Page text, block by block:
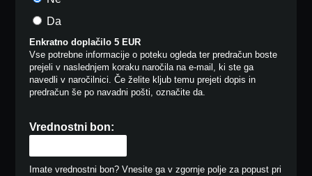
Da
Enkratno doplačilo 5 EUR
Vse potrebne informacije o poteku ogleda ter predračun boste
prejeli v naslednjem koraku naročila na e-mail, ki ste ga
navedli v naročilnici. Če želite kljub temu prejeti dopis in
predračun še po navadni pošti, označite da.
Vrednostni bon:
Imate vrednostni bon? Vnesite ga v zgornje polje za popust pri